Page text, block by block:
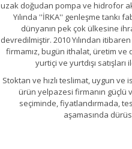
uzak doğudan pompa ve hidrofor
Yılında ''İRKA'' genleşme tankı
dünyanın pek çok ülkesine
devredilmiştir. 2010 Yılından
firmamız, bugün ithalat, üretim
yurtiçi ve yurtdışı
Stoktan ve hızlı teslimat, uygun ve
ürün yelpazesi firmanın güçlü
seçiminde, fiyatlandırmada,
aşamasında